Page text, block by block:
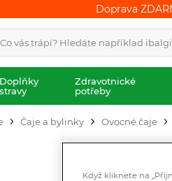
Doprava
Doprava
Doplňky
stravy
Zdravotnické
potřeby
Čaje a bylinky Ovocné čaje
Když kliknete na